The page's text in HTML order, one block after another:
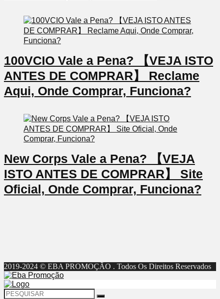
100VCIO Vale a Pena? 【VEJA ISTO
ANTES DE COMPRAR】 Reclame
Aqui, Onde Comprar, Funciona?
New Corps Vale a Pena? 【VEJA
ISTO ANTES DE COMPRAR】 Site
Oficial, Onde Comprar, Funciona?
2019-2024 © EBA PROMOÇÃO . Todos Os Direitos Reservados